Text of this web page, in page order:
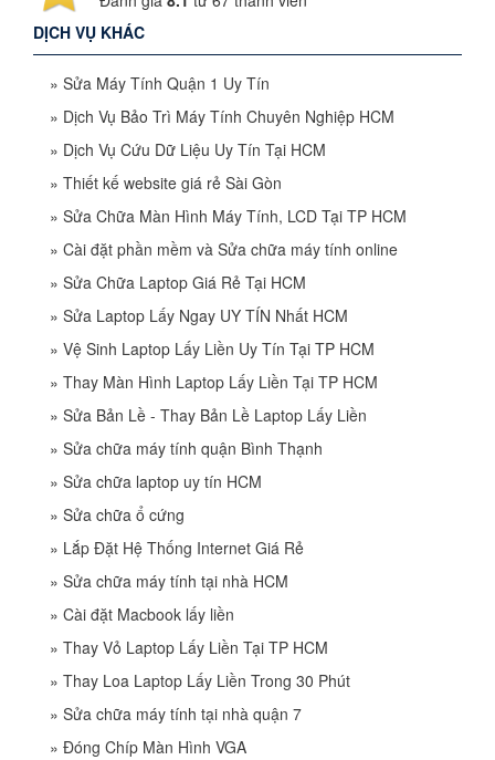
DỊCH VỤ KHÁC
» Sửa Máy Tính Quận 1 Uy Tín
» Dịch Vụ Bảo Trì Máy Tính Chuyên Nghiệp HCM
» Dịch Vụ Cứu Dữ Liệu Uy Tín Tại HCM
» Thiết kế website giá rẻ Sài Gòn
» Sửa Chữa Màn Hình Máy Tính, LCD Tại TP HCM
» Cài đặt phần mềm và Sửa chữa máy tính online
» Sửa Chữa Laptop Giá Rẻ Tại HCM
» Sửa Laptop Lấy Ngay UY TÍN Nhất HCM
» Vệ Sinh Laptop Lấy Liền Uy Tín Tại TP HCM
» Thay Màn Hình Laptop Lấy Liền Tại TP HCM
» Sửa Bản Lề - Thay Bản Lề Laptop Lấy Liền
» Sửa chữa máy tính quận Bình Thạnh
» Sửa chữa laptop uy tín HCM
» Sửa chữa ổ cứng
» Lắp Đặt Hệ Thống Internet Giá Rẻ
» Sửa chữa máy tính tại nhà HCM
» Cài đặt Macbook lấy liền
» Thay Vỏ Laptop Lấy Liền Tại TP HCM
» Thay Loa Laptop Lấy Liền Trong 30 Phút
» Sửa chữa máy tính tại nhà quận 7
» Đóng Chíp Màn Hình VGA